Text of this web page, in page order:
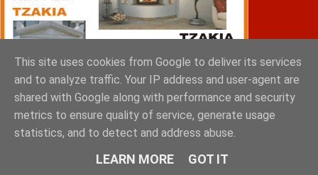
This site uses cookies from Google to deliver its services
and to analyze traffic. Your IP address and user-agent are
shared with Google along with performance and security
metrics to ensure quality of service, generate usage
statistics, and to detect and address abuse.
LEARN MORE GOT IT